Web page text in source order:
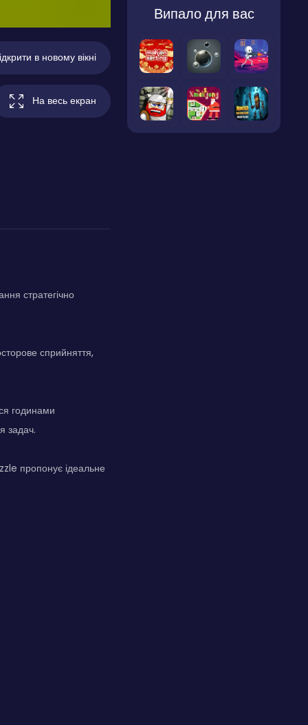
в новому вікні
На весь екран
стратегічно
сприйняття,
годинами
задач.
пропонує ідеальне
Випало для вас